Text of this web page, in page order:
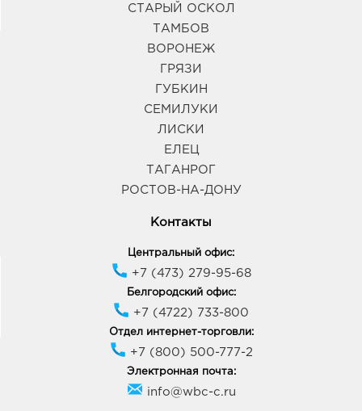
СТАРЫЙ ОСКОЛ
ТАМБОВ
ВОРОНЕЖ
ГРЯЗИ
ГУБКИН
СЕМИЛУКИ
ЛИСКИ
ЕЛЕЦ
ТАГАНРОГ
РОСТОВ-НА-ДОНУ
Контакты
Центральный офис:
+7 (473) 279-95-68
Белгородский офис:
+7 (4722) 733-800
Отдел интернет-торговли:
+7 (800) 500-777-2
Электронная почта:
info@wbc-c.ru